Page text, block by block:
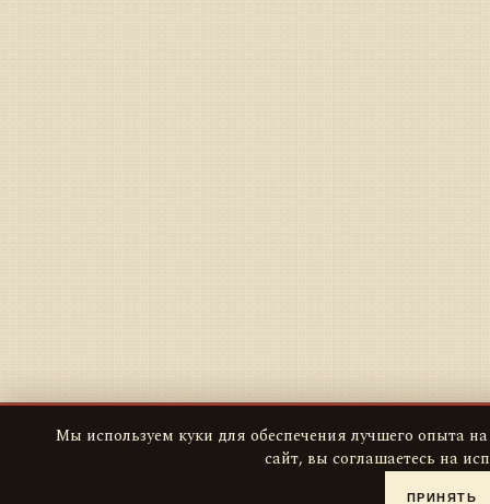
Мы используем куки для обеспечения лучшего опыта
сайт, вы соглашаетесь на
ПРИНЯТЬ